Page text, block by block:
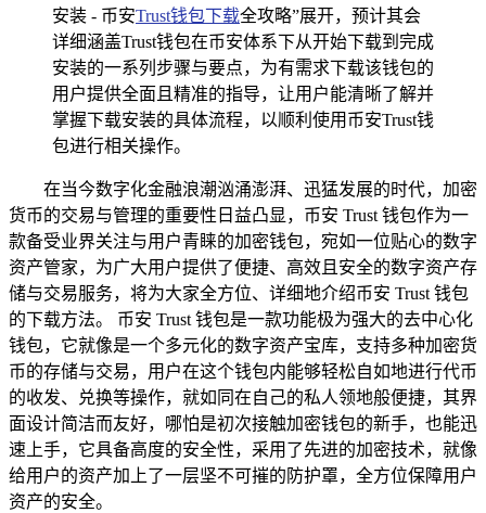
安装 - 币安Trust钱包下载全攻略”展开，预计其会
详细涵盖Trust钱包在币安体系下从开始下载到完成
安装的一系列步骤与要点，为有需求下载该钱包的
用户提供全面且精准的指导，让用户能清晰了解并
掌握下载安装的具体流程，以顺利使用币安Trust钱
包进行相关操作。
在当今数字化金融浪潮汹涌澎湃、迅猛发展的时代，加密
货币的交易与管理的重要性日益凸显，币安 Trust 钱包作为一
款备受业界关注与用户青睐的加密钱包，宛如一位贴心的数字
资产管家，为广大用户提供了便捷、高效且安全的数字资产存
储与交易服务，将为大家全方位、详细地介绍币安 Trust 钱包
的下载方法。 币安 Trust 钱包是一款功能极为强大的去中心化
钱包，它就像是一个多元化的数字资产宝库，支持多种加密货
币的存储与交易，用户在这个钱包内能够轻松自如地进行代币
的收发、兑换等操作，就如同在自己的私人领地般便捷，其界
面设计简洁而友好，哪怕是初次接触加密钱包的新手，也能迅
速上手，它具备高度的安全性，采用了先进的加密技术，就像
给用户的资产加上了一层坚不可摧的防护罩，全方位保障用户
资产的安全。